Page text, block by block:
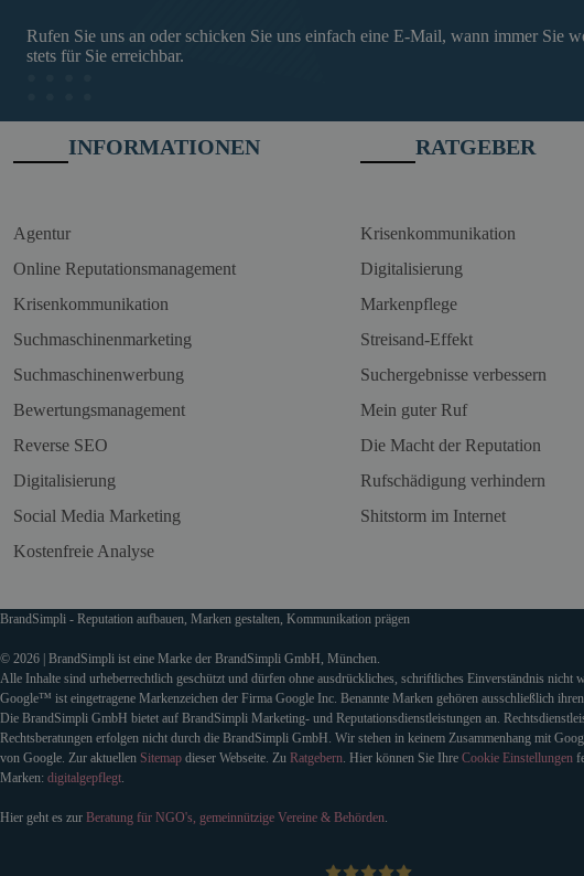
Rufen Sie uns an oder schicken Sie uns einfach eine E-Mail, wann immer Sie
stets für Sie erreichbar.
INFORMATIONEN
Agentur
Online Reputationsmanagement
Krisenkommunikation
Suchmaschinenmarketing
Suchmaschinenwerbung
Bewertungsmanagement
Reverse SEO
Digitalisierung
Social Media Marketing
Kostenfreie Analyse
RATGEBER
Krisenkommunikation
Digitalisierung
Markenpflege
Streisand-Effekt
Suchergebnisse verbessern
Mein guter Ruf
Die Macht der Reputation
Rufschädigung verhindern
Shitstorm im Internet
BrandSimpli - Reputation aufbauen, Marken gestalten, Kommunikation prägen
© 2026 | BrandSimpli ist eine Marke der BrandSimpli GmbH, München.
Alle Inhalte sind urheberrechtlich geschützt und dürfen ohne ausdrückliches, schriftliches Einverständnis nicht
Google™ ist eingetragene Markenzeichen der Firma Google Inc. Benannte Marken gehören ausschließlich
Die BrandSimpli GmbH bietet auf BrandSimpli Marketing- und Reputationsdienstleistungen an.
Rechtsberatungen erfolgen nicht durch die BrandSimpli GmbH. Wir stehen in keinem Zusammenhang mit
von Google. Zur aktuellen Sitemap dieser Webseite. Zu Ratgebern . Hier können Sie Ihre Cookie Einstellungen
Marken: digitalgepflegt
Hier geht es zur Beratung für NGO's, gemeinnützige Vereine & Behörden